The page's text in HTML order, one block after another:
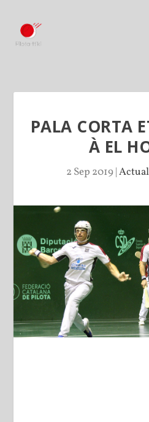
PALA CORTA
À EL
2 Sep 2019|